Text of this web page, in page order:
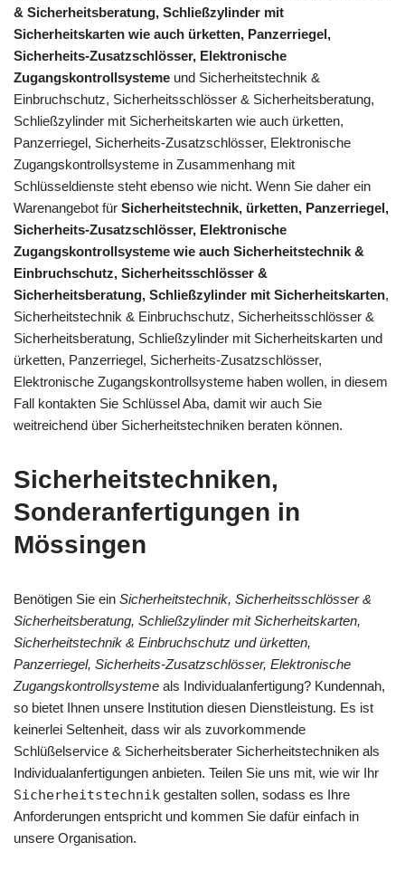
& Sicherheitsberatung, Schließzylinder mit
Sicherheitskarten wie auch ürketten, Panzerriegel,
Sicherheits-Zusatzschlösser, Elektronische
Zugangskontrollsysteme und Sicherheitstechnik &
Einbruchschutz, Sicherheitsschlösser & Sicherheitsberatung,
Schließzylinder mit Sicherheitskarten wie auch ürketten,
Panzerriegel, Sicherheits-Zusatzschlösser, Elektronische
Zugangskontrollsysteme in Zusammenhang mit
Schlüsseldienste steht ebenso wie nicht. Wenn Sie daher ein
Warenangebot für Sicherheitstechnik, ürketten, Panzerriegel,
Sicherheits-Zusatzschlösser, Elektronische
Zugangskontrollsysteme wie auch Sicherheitstechnik &
Einbruchschutz, Sicherheitsschlösser &
Sicherheitsberatung, Schließzylinder mit Sicherheitskarten,
Sicherheitstechnik & Einbruchschutz, Sicherheitsschlösser &
Sicherheitsberatung, Schließzylinder mit Sicherheitskarten und
ürketten, Panzerriegel, Sicherheits-Zusatzschlösser,
Elektronische Zugangskontrollsysteme haben wollen, in diesem
Fall kontakten Sie Schlüssel Aba, damit wir auch Sie
weitreichend über Sicherheitstechniken beraten können.
Sicherheitstechniken,
Sonderanfertigungen in
Mössingen
Benötigen Sie ein Sicherheitstechnik, Sicherheitsschlösser &
Sicherheitsberatung, Schließzylinder mit Sicherheitskarten,
Sicherheitstechnik & Einbruchschutz und ürketten,
Panzerriegel, Sicherheits-Zusatzschlösser, Elektronische
Zugangskontrollsysteme als Individualanfertigung? Kundennah,
so bietet Ihnen unsere Institution diesen Dienstleistung. Es ist
keinerlei Seltenheit, dass wir als zuvorkommende
Schlüßelservice & Sicherheitsberater Sicherheitstechniken als
Individualanfertigungen anbieten. Teilen Sie uns mit, wie wir Ihr
Sicherheitstechnik gestalten sollen, sodass es Ihre
Anforderungen entspricht und kommen Sie dafür einfach in
unsere Organisation.